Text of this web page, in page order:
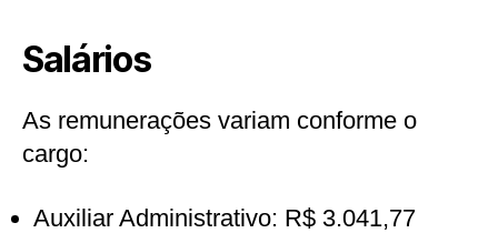
Salários
As remunerações variam conforme o
cargo:
Auxiliar Administrativo: R$ 3.041,77